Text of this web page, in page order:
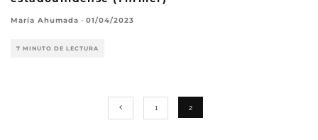
María Ahumada · 01/04/2023
7 MINUTO DE LECTURA
1 2